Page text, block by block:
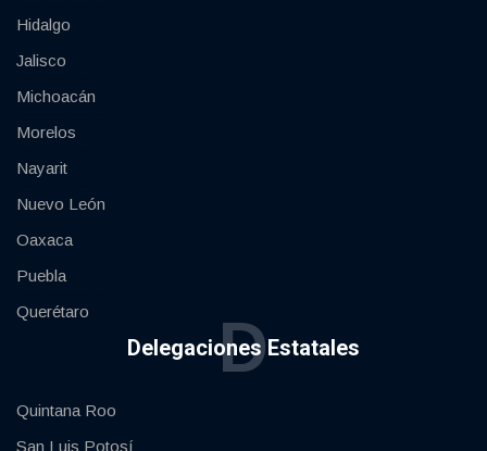
Hidalgo
Jalisco
Michoacán
Morelos
Nayarit
Nuevo León
Oaxaca
Puebla
Querétaro
Delegaciones Estatales
D
Quintana Roo
San Luis Potosí